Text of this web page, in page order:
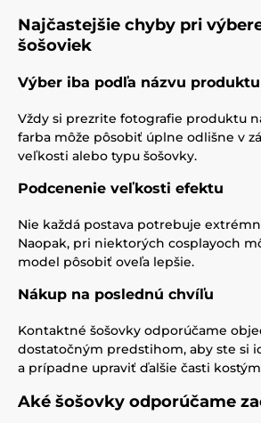
Najčastejšie chyby pri
šošoviek
Výber iba podľa názvu produktu
Vždy si prezrite fotografie produktu
farba môže pôsobiť úplne odlišne v
veľkosti alebo typu šošovky.
Podcenenie veľkosti efektu
Nie každá postava potrebuje
Naopak, pri niektorých cosplayoch
model pôsobiť oveľa lepšie.
Nákup na poslednú chvíľu
Kontaktné šošovky odporúčame
dostatočným predstihom, aby ste si
a prípadne upraviť ďalšie časti
Aké šošovky odporúčame